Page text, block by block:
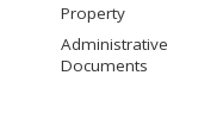
Property
Administrative
Documents